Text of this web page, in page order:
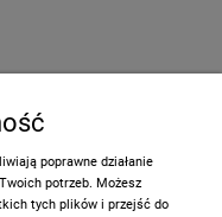
78 cm
poprawne działanie
potrzeb. Możesz
tych plików i przejść do